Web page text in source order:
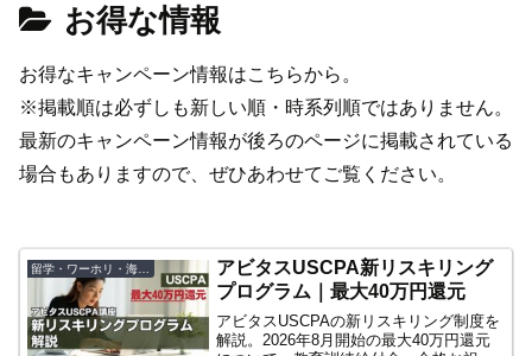
お得な情報
お得なキャンペーン情報はこちらから。
※掲載順は必ずしも新しい順・時系列順ではありません。
最新のキャンペーン情報が後ろのページに掲載されている
場合もありますので、ぜひあわせてご覧ください。
留学・ワーホリ・海外移住
アビタスUSCPA新リスキリング
プログラム｜最大40万円還元
アビタスUSCPAの新リスキリング制度を
解説。2026年8月開始の最大40万円還元